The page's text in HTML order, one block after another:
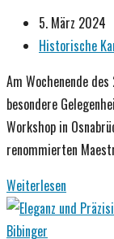
Beitrag
veröffentlicht:
5. März 2024
Beitrags-
Historische
Am Wochenende
besondere
Workshop in
renommierten
Weiterlesen
den